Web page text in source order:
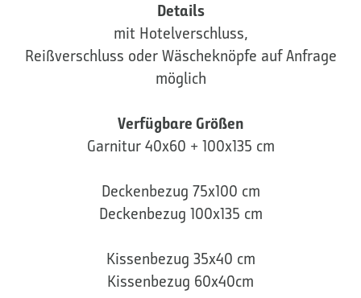
Details
mit Hotelverschluss,
Reißverschluss oder Wäscheknöpfe auf Anfrage
möglich
Verfügbare Größen
Garnitur 40x60 + 100x135 cm
Deckenbezug 75x100 cm
Deckenbezug 100x135 cm
Kissenbezug 35x40 cm
Kissenbezug 60x40cm